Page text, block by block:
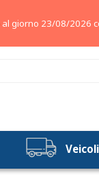
giorno 23/08/2026